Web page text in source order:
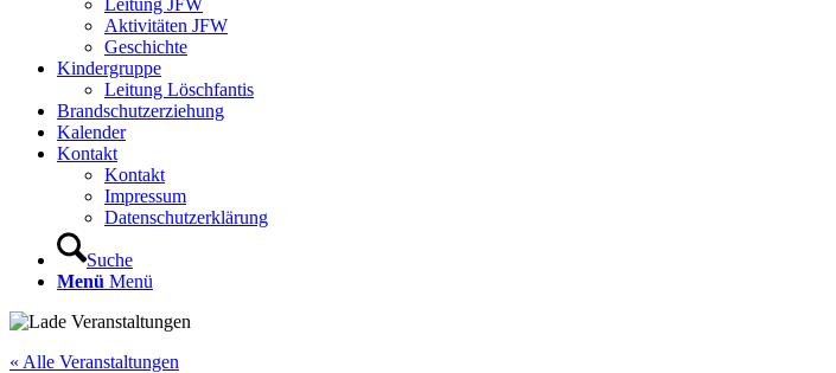
Leitung JFW
Aktivitäten JFW
Geschichte
Kindergruppe
Leitung Löschfantis
Brandschutzerziehung
Kalender
Kontakt
Kontakt
Impressum
Datenschutzerklärung
Suche
Menü Menü
« Alle Veranstaltungen